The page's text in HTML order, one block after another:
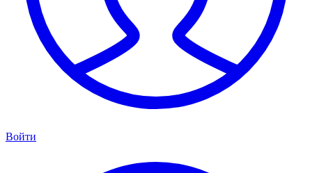
Войти